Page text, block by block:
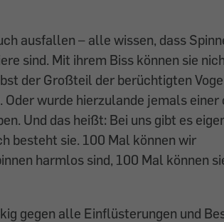
ausfallen – alle wissen, dass
sind. Mit ihrem Biss können sie
der Großteil der berüchtigten
wurde hierzulande jemals einer
Und das heißt: Bei uns gibt es
besteht sie. 100 Mal können wir
harmlos sind, 100 Mal können
gegen ­alle Einflüsterungen und